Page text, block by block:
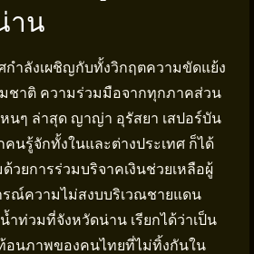
าน
กำลังเผชิญกับทั้งวิกฤตความขัดแย้ง
ชาติ ความร่วมมือจากทุกภาคส่วน
นๆ ล่าสุด ญาญ่า อุรัสยา เสปอร์บัน
นรู้จักทั้งในและต่างประเทศ ก็ได้
วยการร่วมบริจาคเงินช่วยเหลือผู้
รณ์ความไม่สงบบริเวณชายแดน
ท่วมที่จังหวัดน่าน เรียกได้ว่าเป็น
อนภาพของคนไทยที่ไม่ทิ้งกันใน